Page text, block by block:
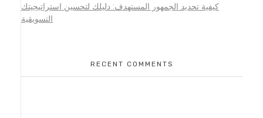
كيفية تحديد الجمهور المستهدف: دليلك لتحسين استراتيجيتك
التسويقية
RECENT COMMENTS